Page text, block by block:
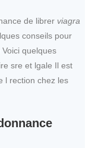
de librer viagra
conseils pour
quelques
sre et lgale Il est
l rection chez les